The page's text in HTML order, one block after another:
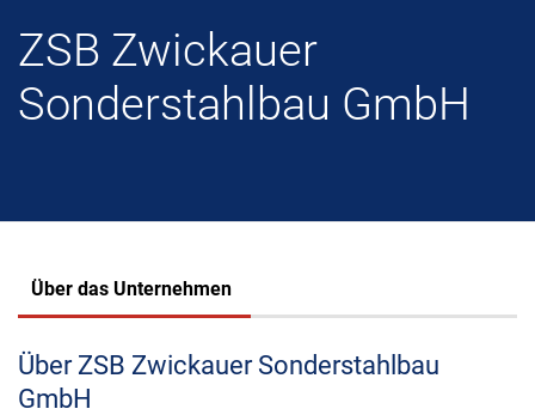
ZSB Zwickauer
Sonderstahlbau GmbH
Über das Unternehmen
Über ZSB Zwickauer Sonderstahlbau
GmbH